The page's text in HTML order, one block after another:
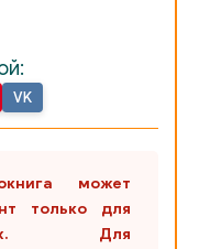
VK
может
только для
Для